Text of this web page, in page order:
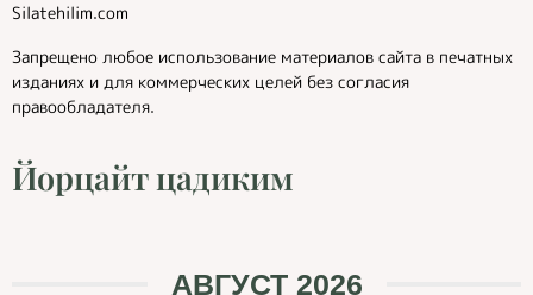
Silatehilim.com
Запрещено любое использование материалов сайта в печатных
изданиях и для коммерческих целей без согласия
правообладателя.
Йорцайт цадиким
АВГУСТ 2026